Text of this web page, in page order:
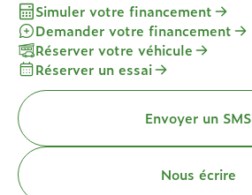
Simuler votre financement
Demander votre financement
Réserver votre véhicule
Réserver un essai
Envoyer un SMS
Nous écrire